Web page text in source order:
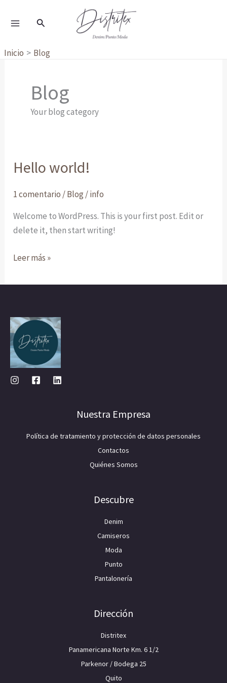
Buscar
Inicio Blog
Blog
Your blog category
Hello world!
1 comentario /Blog /info
Welcome to WordPress. This is your first post. Edit or
delete it, then start writing!
Hello
Leer más »
Nuestra Empresa
Política de tratamiento y protección de datos personales
Contactos
Quiénes Somos
Descubre
Denim
Camiseros
Moda
Punto
Pantalonería
Dirección
Distritex
Panamericana Norte Km. 6 1/2
Parkenor / Bodega 25
Quito